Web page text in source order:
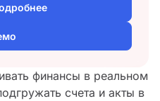
финансы в реальном
счета и акты в